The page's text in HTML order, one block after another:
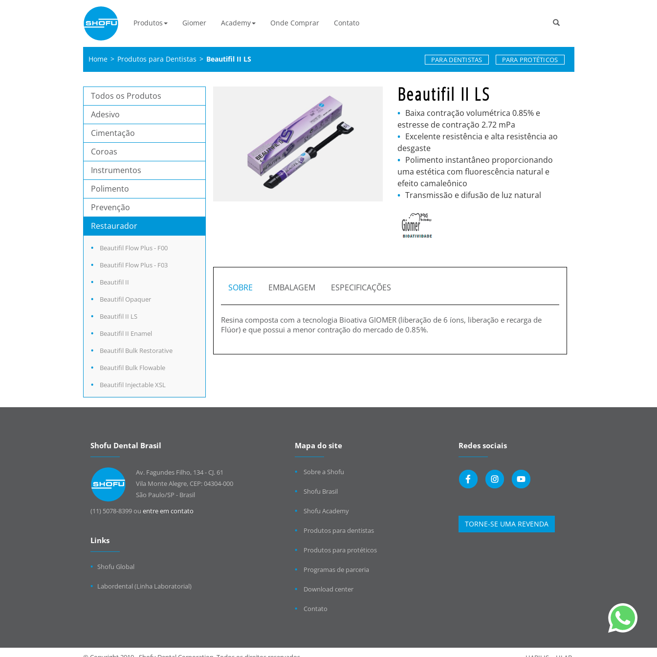
Produtos Giomer Academy Onde Comprar Contato
Home > Produtos para Dentistas > Beautifil II LS PARA DENTISTAS PARA PROTÉTICOS
Todos os Produtos
Adesivo
Cimentação
Coroas
Instrumentos
Polimento
Prevenção
Restaurador
Beautifil Flow Plus - F00
Beautifil Flow Plus - F03
Beautifil II
Beautifil Opaquer
Beautifil II LS
Beautifil II Enamel
Beautifil Bulk Restorative
Beautifil Bulk Flowable
Beautifil Injectable XSL
Beautifil II LS
Baixa contração volumétrica 0.85% e
estresse de contração 2.72 mPa
Excelente resistência e alta resistência ao
desgaste
Polimento instantâneo proporcionando
uma estética com fluorescência natural e
efeito camaleônico
Transmissão e difusão de luz natural
SOBRE EMBALAGEM ESPECIFICAÇÕES
Resina composta com a tecnologia Bioativa GIOMER (liberação de 6 íons, liberação e recarga de
Flúor) e que possui a menor contração do mercado de 0.85%.
Shofu Dental Brasil
Av. Fagundes Filho, 134 - CJ. 61
Vila Monte Alegre, CEP: 04304-000
São Paulo/SP - Brasil
(11) 5078-8399 ou entre em contato
Links
Shofu Global
Labordental (Linha Laboratorial)
Mapa do site
Sobre a Shofu
Shofu Brasil
Shofu Academy
Produtos para dentistas
Produtos para protéticos
Programas de parceria
Download center
Contato
Redes sociais
TORNE-SE UMA REVENDA